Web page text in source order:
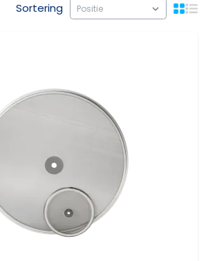
Sortering